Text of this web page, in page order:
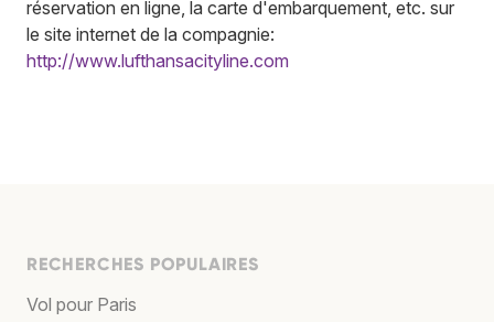
réservation en ligne, la carte d'embarquement, etc. sur
le site internet de la compagnie:
http://www.lufthansacityline.com
RECHERCHES POPULAIRES
Vol pour Paris